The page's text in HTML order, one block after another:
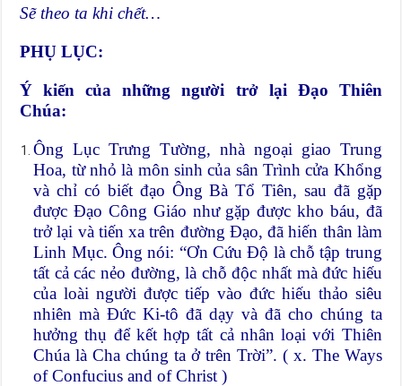
Sẽ theo ta khi chết…
PHỤ LỤC:
Ý kiến của những người trở lại Đạo Thiên
Chúa:
Ông Lục Trưng Tường, nhà ngoại giao Trung
Hoa, từ nhỏ là môn sinh của sân Trình cửa Khổng
và chỉ có biết đạo Ông Bà Tổ Tiên, sau đã gặp
được Đạo Công Giáo như gặp được kho báu, đã
trở lại và tiến xa trên đường Đạo, đã hiến thân làm
Linh Mục. Ông nói: “Ơn Cứu Độ là chỗ tập trung
tất cả các nẻo đường, là chỗ độc nhất mà đức hiếu
của loài người được tiếp vào đức hiếu thảo siêu
nhiên mà Đức Ki-tô đã dạy và đã cho chúng ta
hưởng thụ để kết hợp tất cả nhân loại với Thiên
Chúa là Cha chúng ta ở trên Trời”. ( x. The Ways
of Confucius and of Christ )